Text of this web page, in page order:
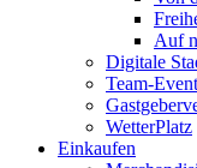
Auf
Digitale
Team-
WetterPlatz
Einkaufen